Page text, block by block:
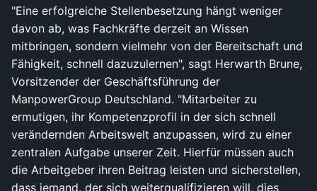
"Eine erfolgreiche Stellenbesetzung hängt weniger
davon ab, was Fachkräfte derzeit an Wissen
mitbringen, sondern vielmehr von der Bereitschaft und
Fähigkeit, schnell dazuzulernen", sagt Herwarth Brune,
Vorsitzender der Geschäftsführung der
ManpowerGroup Deutschland. "Mitarbeiter zu
ermutigen, ihr Kompetenzprofil in der sich schnell
verändernden Arbeitswelt anzupassen, wird zu einer
zentralen Aufgabe unserer Zeit. Hierfür müssen auch
die Arbeitgeber ihren Beitrag leisten und sicherstellen,
dass jemand, der sich weiterqualifizieren will, dies